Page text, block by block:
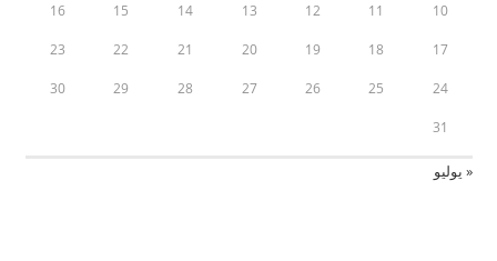
10
11
12
13
14
15
16
17
18
19
20
21
22
23
24
25
26
27
28
29
30
31
« يوليو